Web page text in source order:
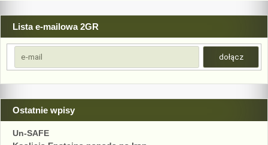
Lista e-mailowa 2GR
Ostatnie wpisy
Un-SAFE